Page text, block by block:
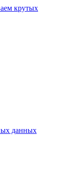
крутых
данных